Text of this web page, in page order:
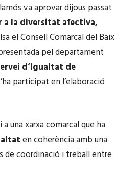
va aprovar dijous passat
a la diversitat afectiva,
el Consell Comarcal del Baix
pel departament
d’Igualtat de
participat en l’elaboració
una xarxa comarcal que ha
en coherència amb una
de coordinació i treball entre